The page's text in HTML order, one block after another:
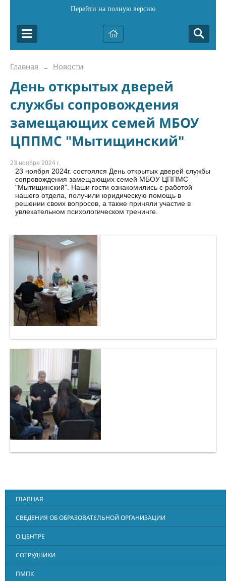
Перейти на полную версию
Главная → Новости
День открытых дверей
службы сопровождения
замещающих семей МБОУ
ЦППМС "Мытищинский"
23 ноября 2024 г.
23 ноября 2024г. состоялся День открытых дверей службы
сопровождения замещающих семей МБОУ ЦППМС
"Мытищинский". Наши гости ознакомились с работой
нашего отдела, получили юридическую помощь в
решении своих вопросов, а также приняли участие в
увлекательном психологическом тренинге.
ГЛАВНАЯ
СВЕДЕНИЯ ОБ ОБРАЗОВАТЕЛЬНОЙ ОРГАНИЗАЦИИ
О ЦЕНТРЕ
СОТРУДНИКИ
ПМПК